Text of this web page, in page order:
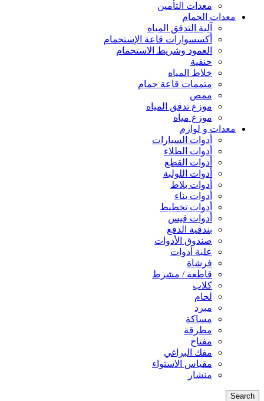
معدات التأمين
معدات الحمام
آلية التدفق المياه
أكسسوارات قاعة الإستحمام
العمود وشريط الاستحمام
حنفية
خلاط المياه
متممات قاعة حمام
ممص
موزع تدفق المياه
موزع مياه
معدات و لوازم
أدوات السيارات
أدوات الطلاء
أدوات القطع
أدوات اللولبة
أدوات بلاط
أدوات بناء
أدوات تخطيط
أدوات قيس
بندقية الدفع
صندوق الأدوات
علبة أدوات
فرشاة
قاطعة / مشرط
كلاب
لحام
مبرد
مساكة
مطرقة
مفتاح
مفك البراغي
مقياس الاستواء
منشار
Search